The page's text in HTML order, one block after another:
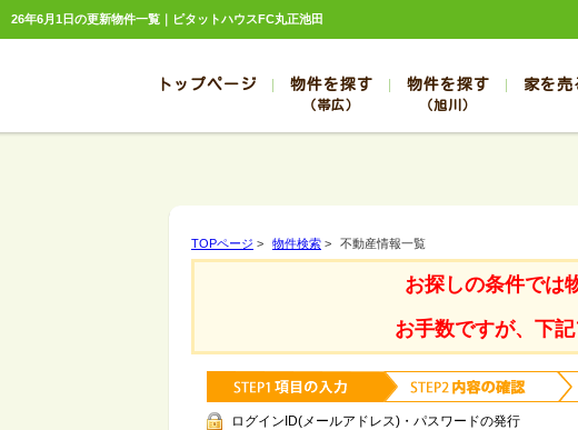
26年6月1日の更新物件一覧｜ピタットハウスFC丸正池田
トップページ 物件を探す
（帯広）
帯広の中古一
帯広の土地
帯広の中古マン
物件を探す
（旭川）
旭川の中古一
旭川の土地
旭川の中古マン
家を売
TOPページ > 物件検索 > 不動産情報一覧
お探しの条件では
お手数ですが、下
ログインID(メールアドレス)・パスワードの発行